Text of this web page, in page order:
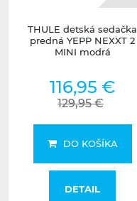
THULE detská sedačka
predná YEPP NEXXT 2
MINI modrá
116,95 €
129,95 €
DO KOŠÍKA
DETAIL